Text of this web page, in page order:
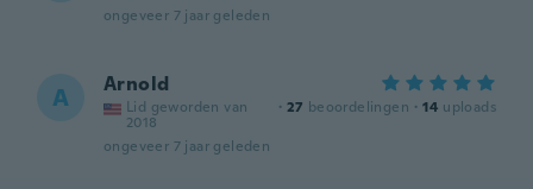
ongeveer 7 jaar geleden
A Arnold
Lid geworden van
2018
· 27 beoordelingen · 14 uploads
ongeveer 7 jaar geleden